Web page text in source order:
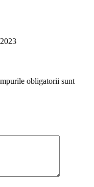
obligatorii sunt